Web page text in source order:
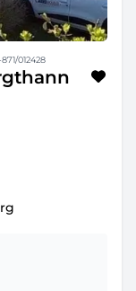
012428